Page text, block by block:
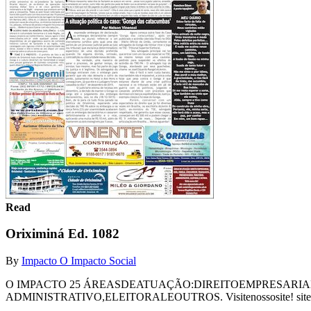
Read
Oriximiná Ed. 1082
By Impacto O Impacto Social
O IMPACTO 25
ADMINISTRATIVO,ELEITORALEOUTROS. Visitenossosite!